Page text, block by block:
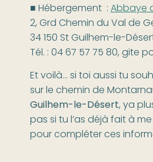
■ Hébergement :Abbaye
2, Grd Chemin du Val de
34 150 St Guilhem-le-
Tél. : 04 67 57 75 80, gite
Et voilà… si toi aussi tu
sur le chemin de
Guilhem-le-Désert, ya
pas si tu l’as déjà fait à
pour compléter ces